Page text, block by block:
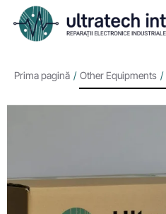
Prima pagină / Other Equipments /